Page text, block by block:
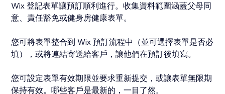
Wix 登記表單讓預訂順利進行。收集資料範圍涵蓋父母同
意、責任豁免或健身房健康表單。
您可將表單整合到 Wix 預訂流程中（並可選擇表單是否必
填），或將連結寄送給客戶，讓他們在預訂後填寫。
您可設定表單有效期限並要求重新提交，或讓表單無限期
保持有效。哪些客戶是最新的，一目了然。